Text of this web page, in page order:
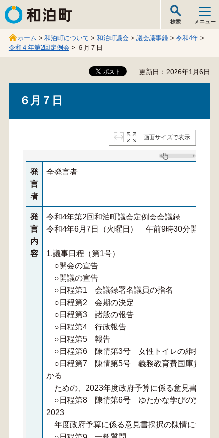
和泊町
検索 メニュー
ホーム >和泊町について >和泊町議会 >議会議事録 >令和4年 >
令和４年第2回定例会 > ６月７日
更新日：2026年1月6日
６月７日
画面サイズで表示
発
言
者
全発言者
発
言
内
容
令和4年第2回和泊町議会定例会会議録
令和4年6月7日（火曜日） 午前9時30分開議
1.議事日程（第1号）
○開会の宣告
○開議の宣告
○日程第1 会議録署名議員の指名
○日程第2 会期の決定
○日程第3 諸般の報告
○日程第4 行政報告
○日程第5 報告
○日程第6 陳情第3号 女性トイレの維持及び
○日程第7 陳情第5号 義務教育費国庫負担制
かる
ための、2023年度政府予算に係る意見書採択
○日程第8 陳情第6号 ゆたかな学びの実現・
2023
年度政府予算に係る意見書採択の陳情について